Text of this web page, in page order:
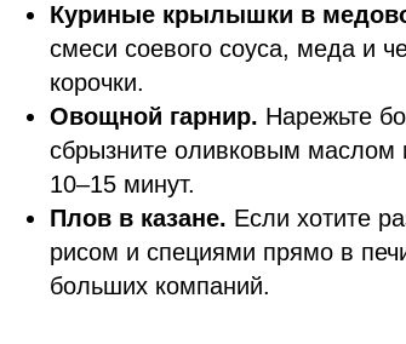
Куриные крылышки в
смеси соевого соуса, меда и
корочки.
Овощной гарнир. Нарежьте
сбрызните оливковым маслом
10–15 минут.
Плов в казане. Если хотите
рисом и специями прямо в
больших компаний.